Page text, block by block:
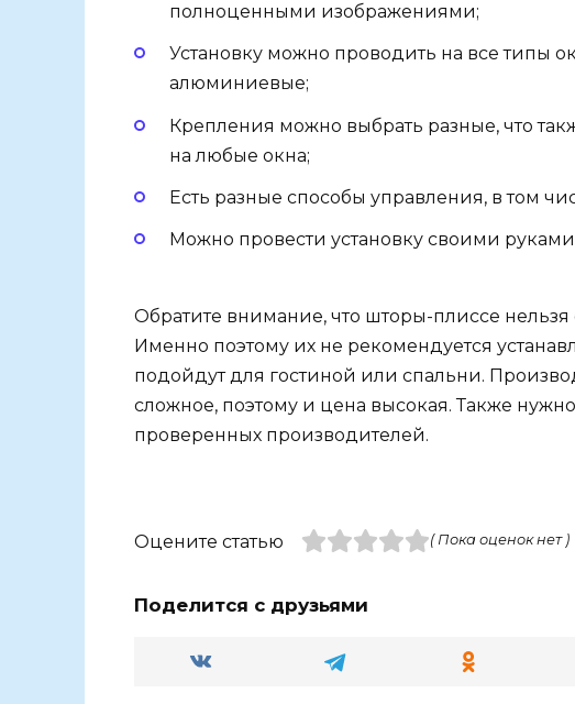
полноценными изображениями;
Установку можно проводить на все типы
алюминиевые;
Крепления можно выбрать разные, что
на любые окна;
Есть разные способы управления, в том
Можно провести установку своими
Обратите внимание, что шторы-плиссе
Именно поэтому их не рекомендуется
подойдут для гостиной или спальни.
сложное, поэтому и цена высокая. Также
проверенных производителей.
Оцените статью ( Пока оценок нет )
Поделится с друзьями